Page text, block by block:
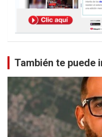
También te puede